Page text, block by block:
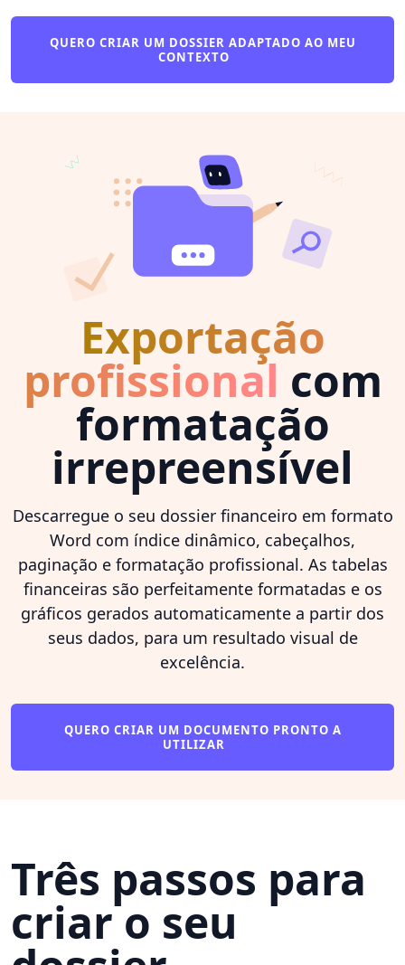
QUERO CRIAR UM DOSSIER ADAPTADO AO MEU
CONTEXTO
Exportação
profissional com
formatação
irrepreensível
Descarregue o seu dossier financeiro em formato
Word com índice dinâmico, cabeçalhos,
paginação e formatação profissional. As tabelas
financeiras são perfeitamente formatadas e os
gráficos gerados automaticamente a partir dos
seus dados, para um resultado visual de
excelência.
QUERO CRIAR UM DOCUMENTO PRONTO A
UTILIZAR
Três passos para
criar o seu